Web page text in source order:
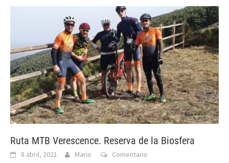
Ruta MTB Verescence. Reserva de la Biosfera
8 abril, 2021 Mario Comentario